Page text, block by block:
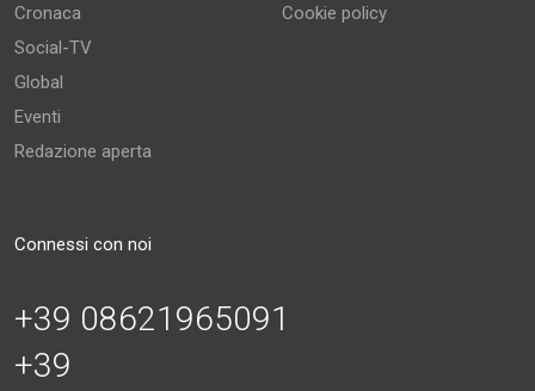
Cronaca
Social-TV
Global
Eventi
Redazione aperta
Cookie policy
Connessi con noi
+39 08621965091
+39